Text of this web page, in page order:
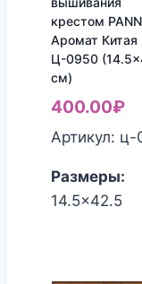
крестом
Аромат Китая
Ц-0950
см)
400.00₽
Артикул: ц-
Размеры:
14.5x42.5